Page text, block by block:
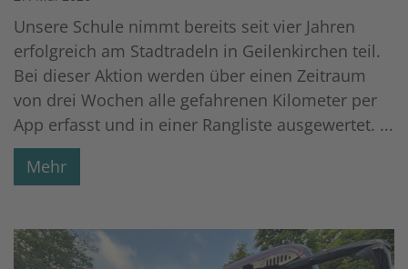
Unsere Schule nimmt bereits seit vier Jahren
erfolgreich am Stadtradeln in Geilenkirchen teil.
Bei dieser Aktion werden über einen Zeitraum
von drei Wochen alle gefahrenen Kilometer per
App erfasst und in einer Rangliste ausgewertet. ...
Mehr